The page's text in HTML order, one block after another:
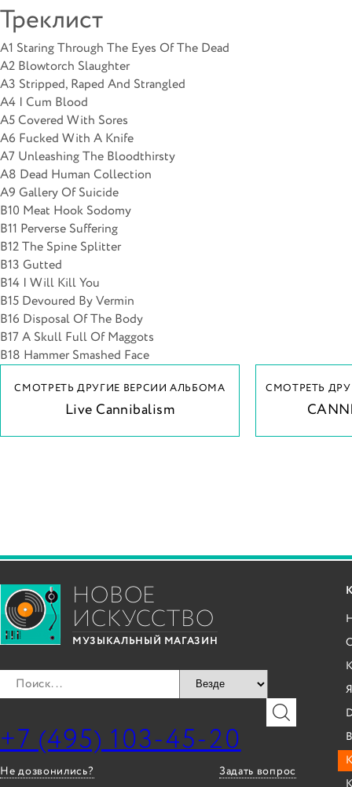
Треклист
A1 Staring Through The Eyes Of The Dead
A2 Blowtorch Slaughter
A3 Stripped, Raped And Strangled
A4 I Cum Blood
A5 Covered With Sores
A6 Fucked With A Knife
A7 Unleashing The Bloodthirsty
A8 Dead Human Collection
A9 Gallery Of Suicide
B10 Meat Hook Sodomy
B11 Perverse Suffering
B12 The Spine Splitter
B13 Gutted
B14 I Will Kill You
B15 Devoured By Vermin
B16 Disposal Of The Body
B17 A Skull Full Of Maggots
B18 Hammer Smashed Face
СМОТРЕТЬ ДРУГИЕ ВЕРСИИ АЛЬБОМА
Live Cannibalism
СМОТРЕТЬ
НОВОЕ
ИСКУССТВО
МУЗЫКАЛЬНЫЙ МАГАЗИН
+7 (495) 103-45-20
Не дозвонились? Задать вопрос